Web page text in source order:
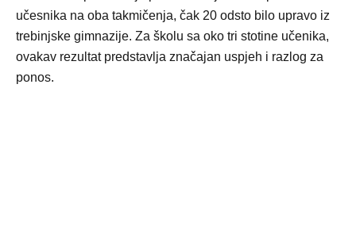
učesnika na oba takmičenja, čak 20 odsto bilo upravo iz
trebinjske gimnazije. Za školu sa oko tri stotine učenika,
ovakav rezultat predstavlja značajan uspjeh i razlog za
ponos.